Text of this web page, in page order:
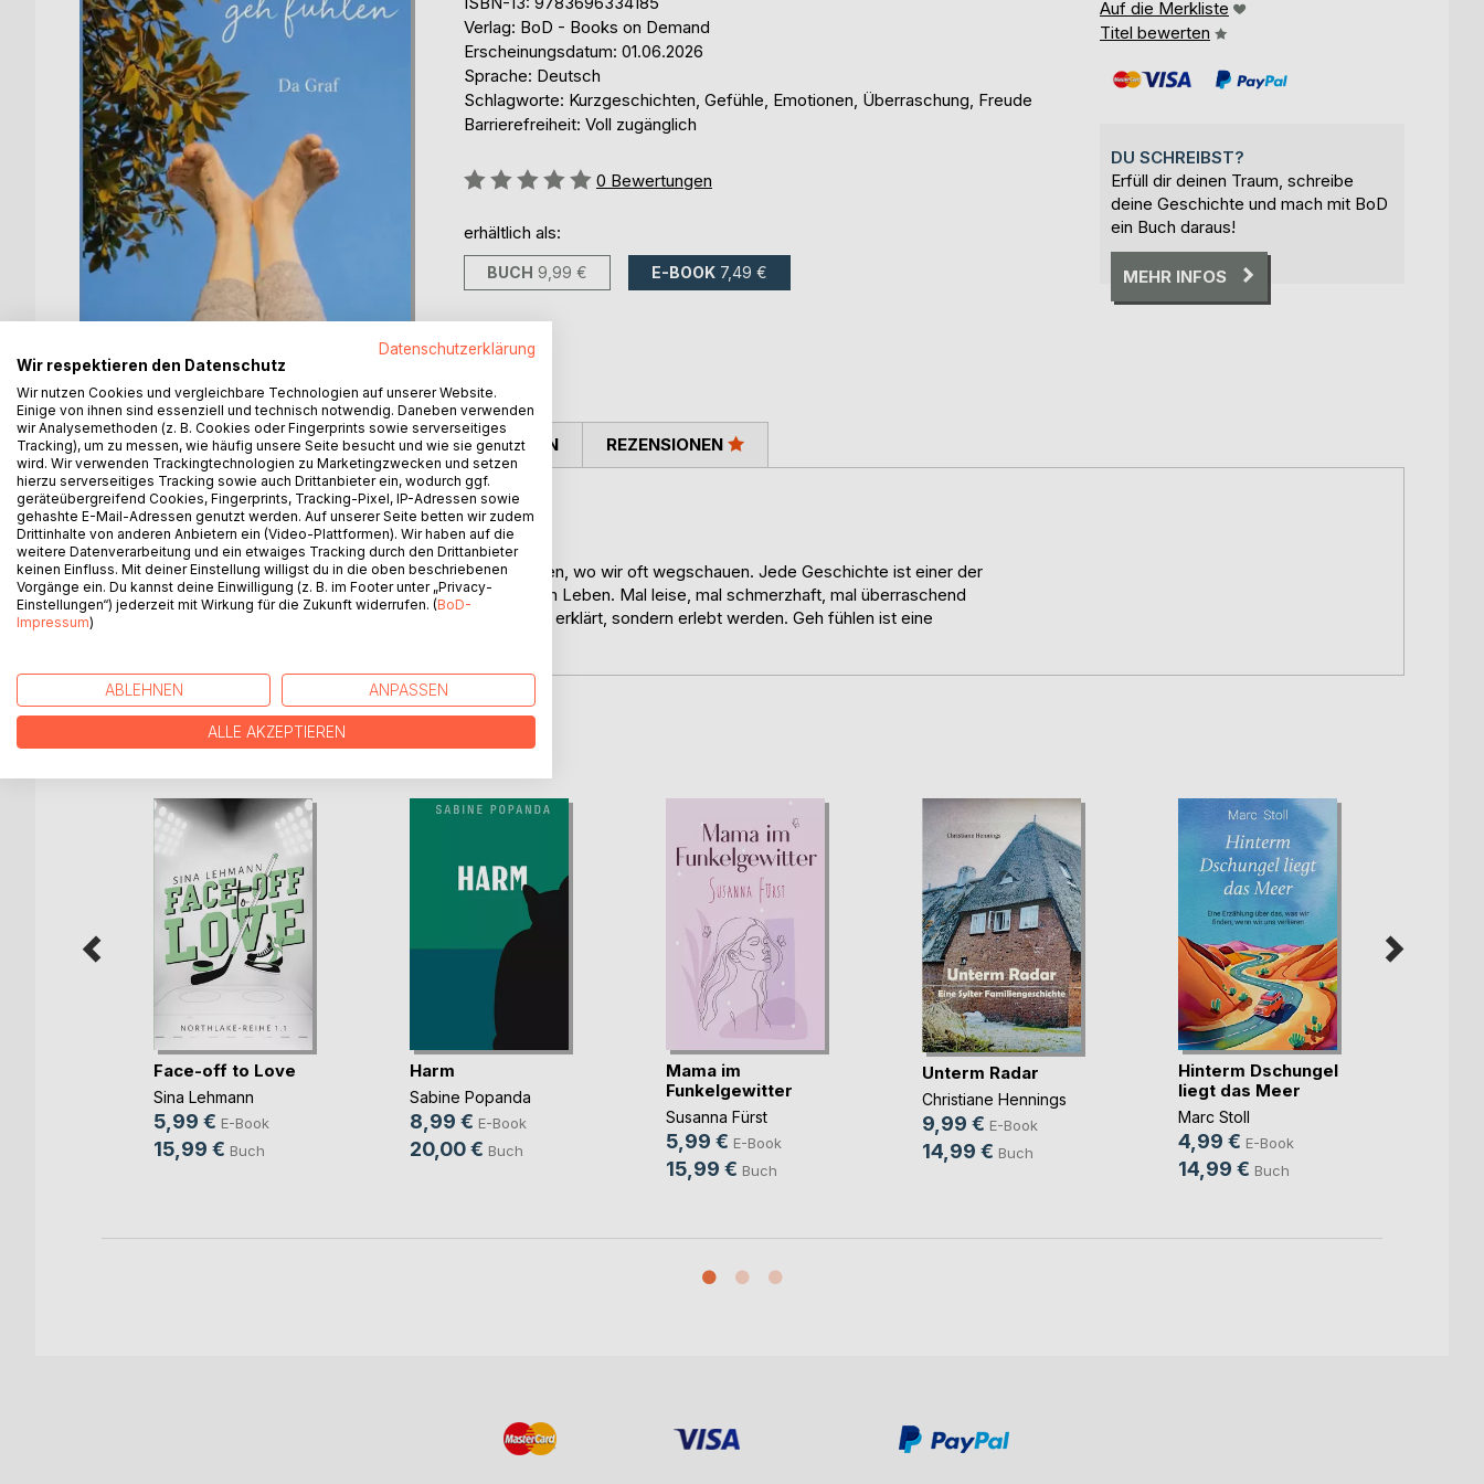
Verlag: BoD - Books on Demand
Erscheinungsdatum: 01.06.2026
Sprache: Deutsch
Schlagworte: Kurzgeschichten, Gefühle, Emotionen, Überraschung, Freude
Barrierefreiheit: Voll zugänglich
Bewertung::
0 Bewertungen
erhältlich als:
BUCH 9,99 € E-BOOK 7,49 €
Auf die Merkliste
Titel bewerten
DU SCHREIBST?
Erfüll dir deinen Traum, schreibe
deine Geschichte und mach mit BoD
ein Buch daraus!
MEHR INFOS
BESCHREIBUNG
Sieben Emotionen.
Sieben innere Landschaften.
Sieben Wege zu sich selbst.
Dieses Kurzgeschichtenbuch lädt dazu ein, dort hinzusehen, wo wir oft wegschauen. Jede Geschichte ist einer der
sieben Hauptemotionen gewidmet: roh, ehrlich und nah am Leben. Mal leise, mal schmerzhaft, mal überraschend
erzählen die Texte von Momenten, in denen Gefühle nicht erklärt, sondern erlebt werden. Geh fühlen ist eine
AUTOR/IN PRESSESTIMMEN REZENSIONEN
WEITERE TITEL BEIBoD
Face-off to Love
Sina Lehmann
5,99 € E-Book
15,99 € Buch
Harm
Sabine Popanda
8,99 € E-Book
20,00 € Buch
Mama im
Funkelgewitter
Susanna Fürst
5,99 € E-Book
15,99 € Buch
Unterm Radar
Christiane Hennings
9,99 € E-Book
14,99 € Buch
Hinterm Dschungel
liegt das Meer
Marc Stoll
4,99 € E-Book
14,99 € Buch
Datenschutzerklärung
Wir respektieren den Datenschutz
Wir nutzen Cookies und vergleichbare Technologien auf unserer Website.
Einige von ihnen sind essenziell und technisch notwendig. Daneben verwenden
wir Analysemethoden (z. B. Cookies oder Fingerprints sowie serverseitiges
Tracking), um zu messen, wie häufig unsere Seite besucht und wie sie genutzt
wird. Wir verwenden Trackingtechnologien zu Marketingzwecken und setzen
hierzu serverseitiges Tracking sowie auch Drittanbieter ein, wodurch ggf.
geräteübergreifend Cookies, Fingerprints, Tracking-Pixel, IP-Adressen sowie
gehashte E-Mail-Adressen genutzt werden. Auf unserer Seite betten wir zudem
Drittinhalte von anderen Anbietern ein (Video-Plattformen). Wir haben auf die
weitere Datenverarbeitung und ein etwaiges Tracking durch den Drittanbieter
keinen Einfluss. Mit deiner Einstellung willigst du in die oben beschriebenen
Vorgänge ein. Du kannst deine Einwilligung (z. B. im Footer unter „Privacy-
Einstellungen“) jederzeit mit Wirkung für die Zukunft widerrufen. (BoD-
Impressum)
ABLEHNEN ANPASSEN
ALLE AKZEPTIEREN